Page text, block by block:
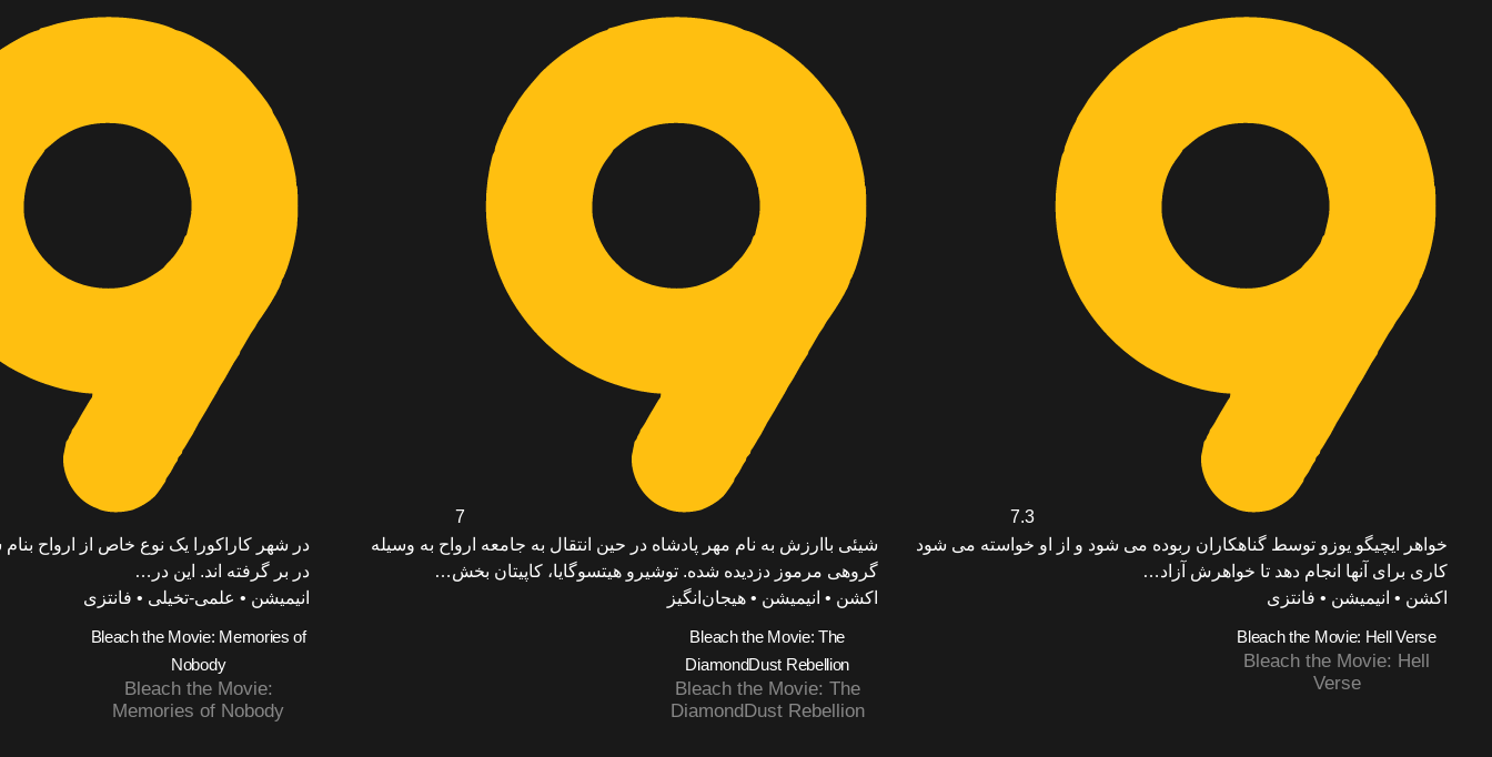
7.3
خواهر ایچیگو یوزو توسط گناهکاران ربوده می شود و از او خواسته می شود
کاری برای آنها انجام دهد تا خواهرش آزاد…
اکشن • انیمیشن • فانتزی
Bleach the Movie: Hell Verse
Bleach the Movie: Hell
Verse
7
شیئی باارزش به نام مهر پادشاه در حین انتقال به جامعه‌ ارواح به وسیله
گروهی مرموز دزدیده شده. توشیرو هیتسوگایا، کاپیتان بخش…
اکشن • انیمیشن • هیجان‌انگیز
Bleach the Movie: The
DiamondDust Rebellion
Bleach the Movie: The
DiamondDust Rebellion
در شهر کاراکورا یک نوع خاص از ارواح
در بر گرفته اند. این در…
انیمیشن • علمی-تخیلی • فانتزی
Bleach the Movie: Memories of
Nobody
Bleach the Movie:
Memories of Nobody